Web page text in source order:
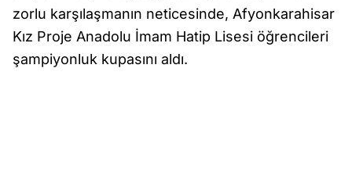
zorlu karşılaşmanın neticesinde, Afyonkarahisar
Kız Proje Anadolu İmam Hatip Lisesi öğrencileri
şampiyonluk kupasını aldı.